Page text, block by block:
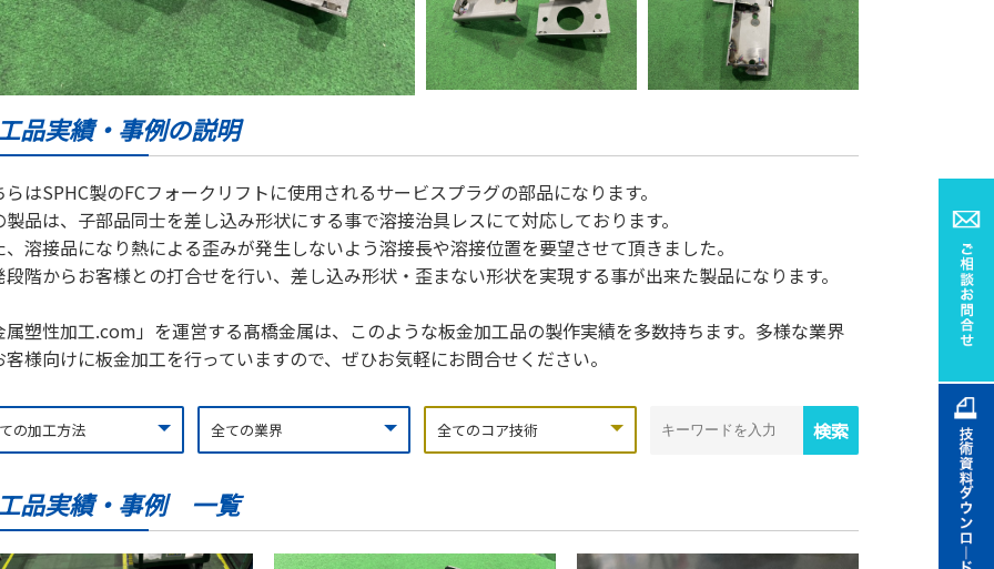
品実績・事例の説明
らはSPHC製のFCフォークリフトに使用されるサービスプラグの部品になります。
製品は、子部品同士を差し込み形状にする事で溶接治具レスにて対応しております。
、溶接品になり熱による歪みが発生しないよう溶接長や溶接位置を要望させて頂きました。
段階からお客様との打合せを行い、差し込み形状・歪まない形状を実現する事が出来た製品になります。
属塑性加工.com」を運営する髙橋金属は、このような板金加工品の製作実績を多数持ちます。多様な業界
客様向けに板金加工を行っていますので、ぜひお気軽にお問合せください。
品実績・事例 一覧